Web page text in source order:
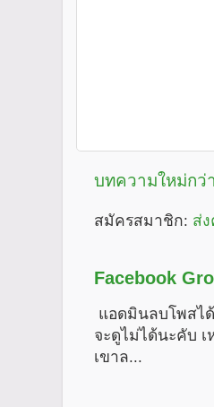
บทความใหม่กว่า
สมัครสมาชิก: ส่
Facebook
แอดมินลบโพสไ
จะดูไม่ได้นะคับ
เขาล...